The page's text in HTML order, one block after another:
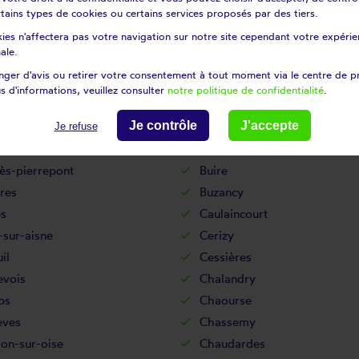
Bouffignereux
sous-coucy Bourguignon-sous-
le-grand
laonnois Braye-en-thiérache
Brunehamel
pierrepont Buire
Buzancy
Caulaincourt
sur-aisne Cerizy
Cessières
Chalandry
Chaourse
Chassemy
sur-oise Chaudardes
types de cookies ou certains services proposés par des tiers.
n'affectera pas votre navigation sur notre site cependant votre
d'avis ou retirer votre consentement à tout moment via le centre de
d'informations, veuillez consulter notre politique de confidentialité
Je refuse Je contrôle J'accepte